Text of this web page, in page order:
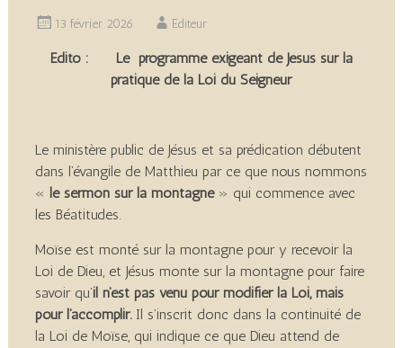
13 février 2026 Editeur
Edito : Le programme exigeant de Jésus sur la
pratique de la Loi du Seigneur
Le ministère public de Jésus et sa prédication débutent
dans l’évangile de Matthieu par ce que nous nommons
« le sermon sur la montagne » qui commence avec
les Béatitudes.
Moïse est monté sur la montagne pour y recevoir la
Loi de Dieu, et Jésus monte sur la montagne pour faire
savoir qu’il n’est pas venu pour modifier la Loi, mais
pour l’accomplir. Il s’inscrit donc dans la continuité de
la Loi de Moïse, qui indique ce que Dieu attend de